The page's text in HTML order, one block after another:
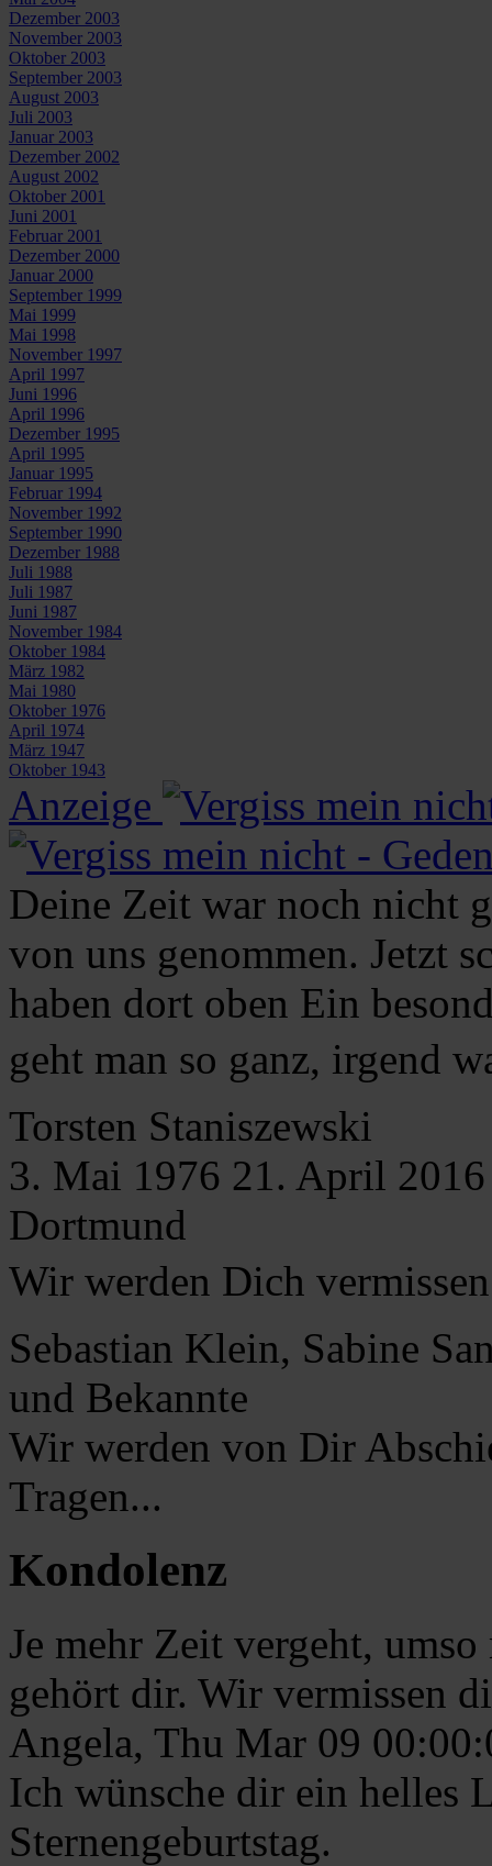
Dezember 2003
November 2003
Oktober 2003
September 2003
August 2003
Juli 2003
Januar 2003
Dezember 2002
August 2002
Oktober 2001
Juni 2001
Februar 2001
Dezember 2000
Januar 2000
September 1999
Mai 1999
Mai 1998
November 1997
April 1997
Juni 1996
April 1996
Dezember 1995
April 1995
Januar 1995
Februar 1994
November 1992
September 1990
Dezember 1988
Juli 1988
Juli 1987
Juni 1987
November 1984
Oktober 1984
März 1982
Mai 1980
Oktober 1976
April 1974
März 1947
Oktober 1943
Anzeige
Deine Zeit war noch nicht
von uns genommen. Jetzt
haben dort oben Ein
geht man so ganz, irgend
Torsten Staniszewski
3. Mai 1976 21. April 2016
Dortmund
Wir werden Dich
Sebastian Klein, Sabine
und Bekannte
Wir werden von Dir
Tragen...
Kondolenz
Je mehr Zeit vergeht,
gehört dir. Wir vermissen
Angela, Thu Mar 09
Ich wünsche dir ein helles
Sternengeburtstag.